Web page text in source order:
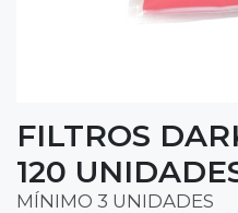
FILTROS
120
MÍNIMO 3 UNIDADES